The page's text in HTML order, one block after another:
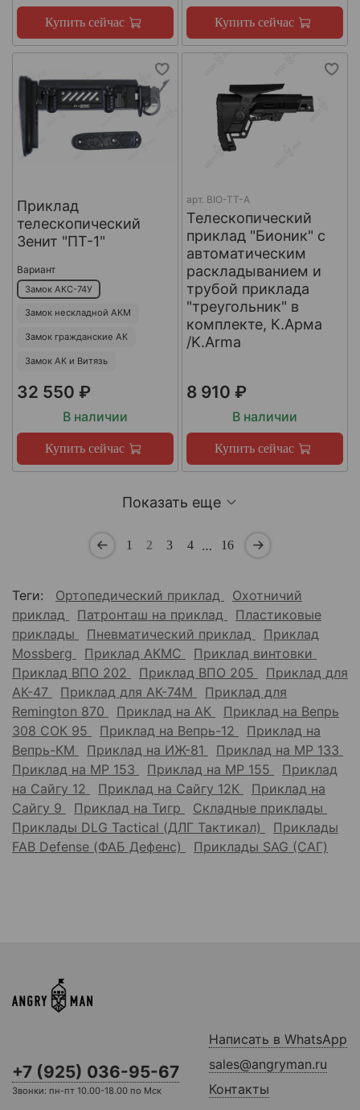
Купить сейчас Купить сейчас
Приклад
телескопический
Зенит "ПТ-1"
Вариант
Замок АКС-74У
Замок нескладной АКМ
Замок гражданские АК
Замок АК и Витязь
32 550 ₽
В наличии
Купить сейчас
арт. BIO-TT-A
Телескопический
приклад "Бионик" с
автоматическим
раскладыванием и
трубой приклада
"треугольник" в
комплекте, К.Арма
/K.Arma
8 910 ₽
В наличии
Купить сейчас
Показать еще
1 2 3 4 … 16
Теги: Ортопедический приклад
Охотничий
приклад
Патронташ на приклад
Пластиковые
приклады
Пневматический приклад
Приклад
Mossberg
Приклад АКМС
Приклад винтовки
Приклад ВПО 202
Приклад ВПО 205
Приклад для
АК-47
Приклад для АК-74М
Приклад для
Remington 870
Приклад на АК
Приклад на Вепрь
308 СОК 95
Приклад на Вепрь-12
Приклад на
Вепрь-КМ
Приклад на ИЖ-81
Приклад на МР 133
Приклад на МР 153
Приклад на МР 155
Приклад
на Сайгу 12
Приклад на Сайгу 12К
Приклад на
Сайгу 9
Приклад на Тигр
Складные приклады
Приклады DLG Tactical (ДЛГ Тактикал)
Приклады
FAB Defense (ФАБ Дефенс)
Приклады SAG (САГ)
+7 (925) 036-95-67
Звонки: пн-пт 10.00-18.00 по Мск
Написать в WhatsApp
sales@angryman.ru
Контакты